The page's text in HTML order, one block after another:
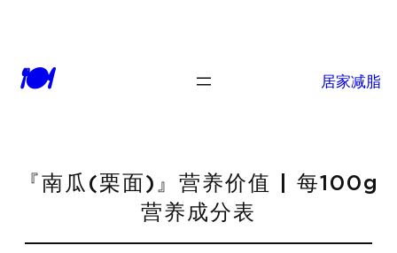
🍽 居家减脂
『南瓜(栗面)』营养价值 | 每100g
营养成分表